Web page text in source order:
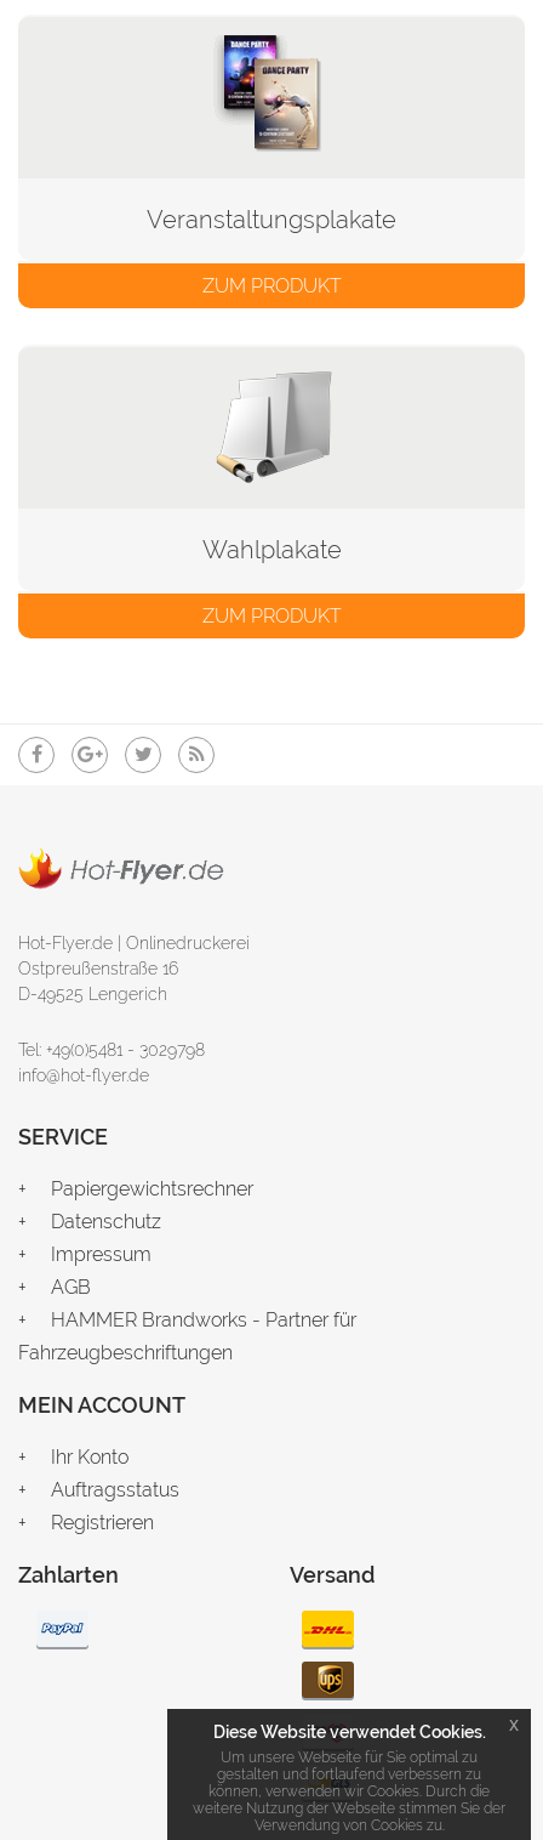
Veranstaltungsplakate
ZUM PRODUKT
Wahlplakate
ZUM PRODUKT
Hot-Flyer.de | Onlinedruckerei
Ostpreußenstraße 16
D-49525 Lengerich
Tel: +49(0)5481 - 3029798
info@hot-flyer.de
SERVICE
Papiergewichtsrechner
Datenschutz
Impressum
AGB
HAMMER Brandworks - Partner für
Fahrzeugbeschriftungen
MEIN ACCOUNT
Ihr Konto
Auftragsstatus
Registrieren
Zahlarten Versand
Diese Website verwendet Cookies.
Um unsere Webseite für Sie optimal zu
gestalten und fortlaufend verbessern zu
können, verwenden wir Cookies. Durch die
weitere Nutzung der Webseite stimmen Sie der
Verwendung von Cookies zu.
x